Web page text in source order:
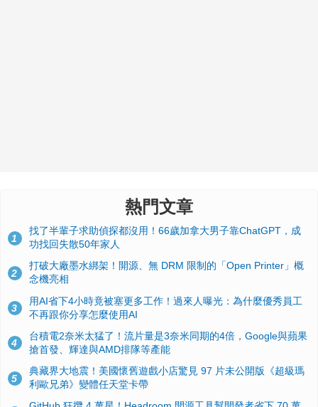
熱門文章
1
找了半輩子求助偵探都沒用！66歲加拿大男子靠ChatGPT，成
功找回失散50年家人
2
打破大廠墨水綁架！開源、無 DRM 限制的「Open Printer」概
念機亮相
3
用AI省下4小時竟被塞更多工作！過來人曝光：為什麼優秀員工
不再跟你分享怎麼使用AI
4
台積電2奈米太猛了！流片量是3奈米同期的4倍，Google與蘋果
搶首發、輝達與AMD排隊等產能
5
典藏界大地震！美國懷舊遊戲小店驚見 97 片未公開版《超級瑪
利歐兄弟》變體任天堂卡帶